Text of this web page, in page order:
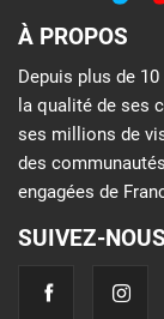
À PROPOS
Depuis plus de
la qualité de ses
ses millions de
des
engagées de
SUIVEZ-NOUS